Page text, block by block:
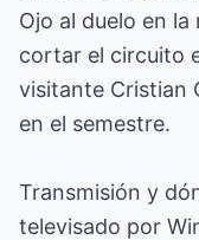
Ojo al duelo en
cortar el circuito
visitante Cristian
en el semestre.
Transmisión y
televisado por